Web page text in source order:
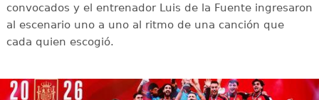
convocados y el entrenador Luis de la Fuente ingresaron
al escenario uno a uno al ritmo de una canción que
cada quien escogió.